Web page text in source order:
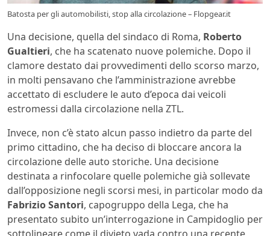
Batosta per gli automobilisti, stop alla circolazione – Flopgear.it
Una decisione, quella del sindaco di Roma, Roberto
Gualtieri, che ha scatenato nuove polemiche. Dopo il
clamore destato dai provvedimenti dello scorso marzo,
in molti pensavano che l’amministrazione avrebbe
accettato di escludere le auto d’epoca dai veicoli
estromessi dalla circolazione nella ZTL.
Invece, non c’è stato alcun passo indietro da parte del
primo cittadino, che ha deciso di bloccare ancora la
circolazione delle auto storiche. Una decisione
destinata a rinfocolare quelle polemiche già sollevate
dall’opposizione negli scorsi mesi, in particolar modo da
FabrizioSantori, capogruppo della Lega, che ha
presentato subito un’interrogazione in Campidoglio per